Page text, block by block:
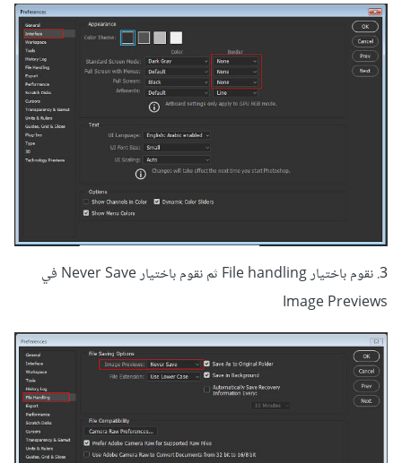
3. نقوم باختيار File handling ثم نقوم باختيار Never Save في
Image Previews